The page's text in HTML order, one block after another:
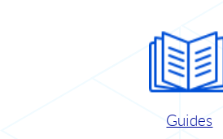
Guides